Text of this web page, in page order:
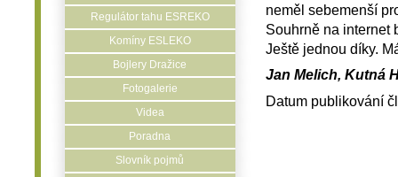
Regulátor tahu ESREKO
Komíny ESLEKO
Bojlery Dražice
Fotogalerie
Videa
Poradna
Slovník pojmů
neměl sebemenší
Souhrně na internet
Ještě jednou díky.
Jan Melich, Kutná
Datum publikování